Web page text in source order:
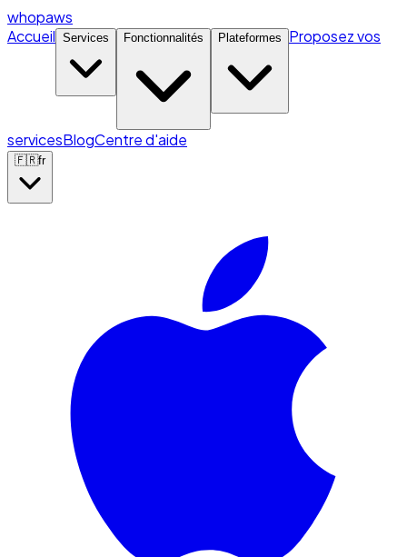
whopaws
Accueil Services Fonctionnalités Plateformes Proposez vos
servicesBlogCentre d'aide
🇫🇷fr